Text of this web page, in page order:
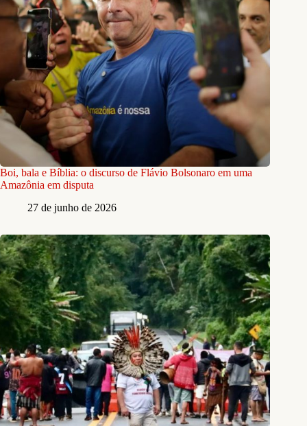
Boi, bala e Bíblia: o discurso de Flávio Bolsonaro em uma
Amazônia em disputa
27 de junho de 2026